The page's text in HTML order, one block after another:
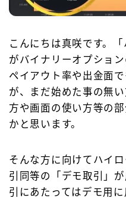
こんにちは真咲です。
がバイナリーオプショ
ペイアウト率や出金面
が、まだ始めた事の無
方や画面の使い方等の
かと思います。
そんな方に向けてハイ
引同等の「デモ取引」
引にあたってはデモ用